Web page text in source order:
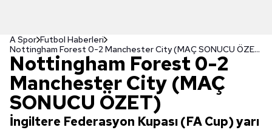
A Spor Futbol Haberleri
Nottingham Forest 0-2 Manchester City (MAÇ SONUCU ÖZET)
Nottingham Forest 0-2
Manchester City (MAÇ
SONUCU ÖZET)
İngiltere Federasyon Kupası (FA Cup) yarı